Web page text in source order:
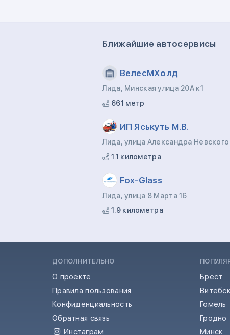
Ближайшие автосервисы
ВелесМХолд
Лида, Минская улица 20А к1
661 метр
ИП Яськуть М.В.
Лида, улица Александра
1.1 километра
Fox-Glass
Лида, улица 8 Марта 16
1.9 километра
ДОПОЛНИТЕЛЬНО
О проекте
Правила пользования
Конфиденциальность
Обратная связь
Инстаграм
Брест
Витебск
Гомель
Гродно
Минск